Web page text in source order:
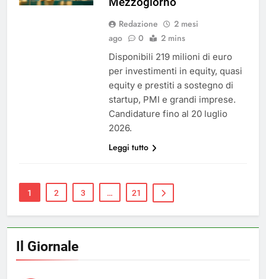
Redazione
2 mesi
ago
0 2 mins
Disponibili 219 milioni di euro
per investimenti in equity, quasi
equity e prestiti a sostegno di
startup, PMI e grandi imprese.
Candidature fino al 20 luglio
2026.
Leggi tutto
1 2 3 … 21
Il Giornale